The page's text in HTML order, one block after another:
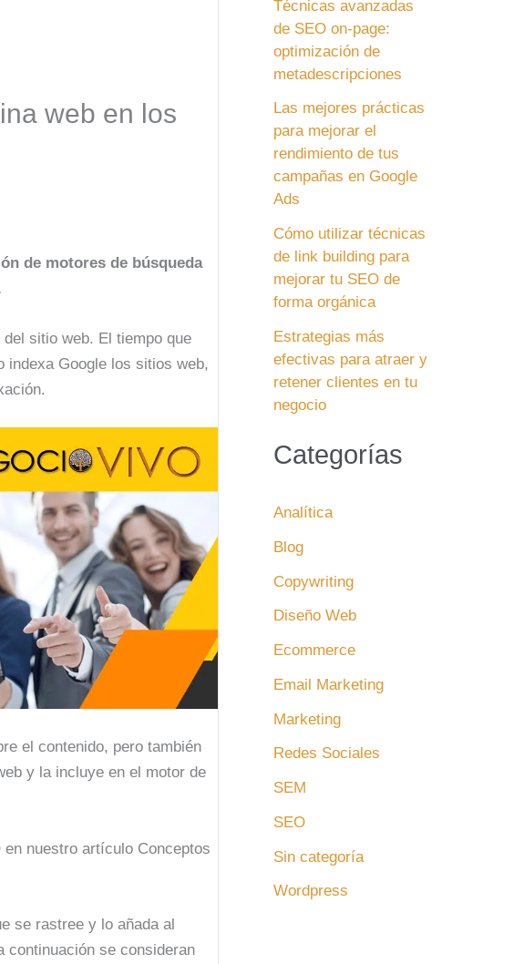
web en los
de motores de búsqueda
sitio web. El tiempo que
indexa Google los sitios web,
el contenido, pero también
y la incluye en el motor de
nuestro artículo Conceptos
se rastree y lo añada al
continuación se consideran
Técnicas avanzadas
de SEO on-page:
optimización de
metadescripciones
Las mejores prácticas
para mejorar el
rendimiento de tus
campañas en Google
Ads
Cómo utilizar técnicas
de link building para
mejorar tu SEO de
forma orgánica
Estrategias más
efectivas para atraer y
retener clientes en tu
negocio
Categorías
Analítica
Blog
Copywriting
Diseño Web
Ecommerce
Email Marketing
Marketing
Redes Sociales
SEM
SEO
Sin categoría
Wordpress